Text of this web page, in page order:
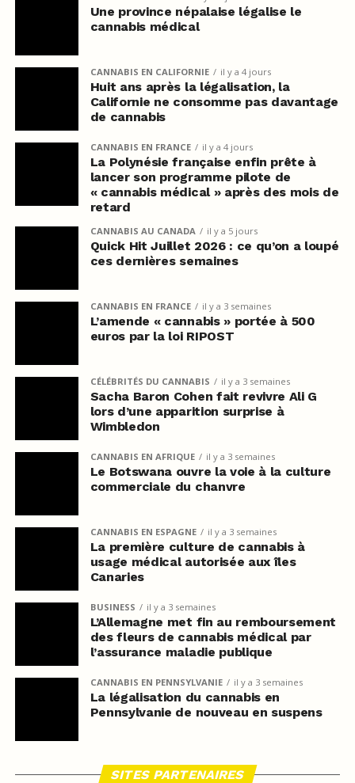
Une province népalaise légalise le
cannabis médical
CANNABIS EN CALIFORNIE il y a 4 jours
Huit ans après la légalisation, la
Californie ne consomme pas davantage
de cannabis
CANNABIS EN FRANCE il y a 4 jours
La Polynésie française enfin prête à
lancer son programme pilote de
« cannabis médical » après des mois de
retard
CANNABIS AU CANADA il y a 5 jours
Quick Hit Juillet 2026 : ce qu’on a loupé
ces dernières semaines
CANNABIS EN FRANCE il y a 3 semaines
L’amende « cannabis » portée à 500
euros par la loi RIPOST
CÉLÉBRITÉS DU CANNABIS il y a 3 semaines
Sacha Baron Cohen fait revivre Ali G
lors d’une apparition surprise à
Wimbledon
CANNABIS EN AFRIQUE il y a 3 semaines
Le Botswana ouvre la voie à la culture
commerciale du chanvre
CANNABIS EN ESPAGNE il y a 3 semaines
La première culture de cannabis à
usage médical autorisée aux îles
Canaries
BUSINESS il y a 3 semaines
L’Allemagne met fin au remboursement
des fleurs de cannabis médical par
l’assurance maladie publique
CANNABIS EN PENNSYLVANIE il y a 3 semaines
La légalisation du cannabis en
Pennsylvanie de nouveau en suspens
SITES PARTENAIRES